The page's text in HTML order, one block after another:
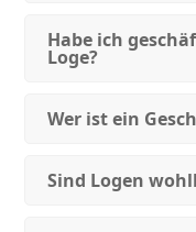
Habe ich
Loge?
Wer ist ein
Sind Logen